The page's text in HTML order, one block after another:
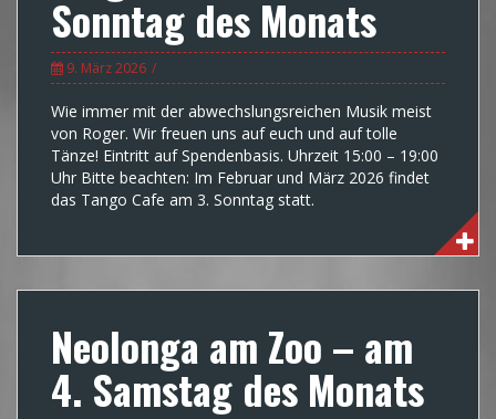
Sonntag des Monats
9. März 2026
Wie immer mit der abwechslungsreichen Musik meist
von Roger. Wir freuen uns auf euch und auf tolle
Tänze! Eintritt auf Spendenbasis. Uhrzeit 15:00 – 19:00
Uhr Bitte beachten: Im Februar und März 2026 findet
das Tango Cafe am 3. Sonntag statt.
Neolonga am Zoo – am
4. Samstag des Monats